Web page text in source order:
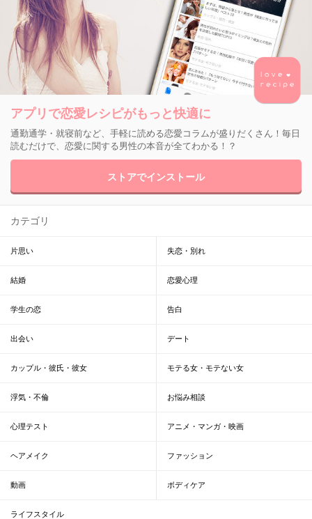
アプリで恋愛レシピがもっと快適に
通勤通学・就寝前など、手軽に読める恋愛コラムが盛りだくさん！毎日
読むだけで、恋愛に関する男性の本音が全てわかる！？
ストアでインストール
カテゴリ
片思い 失恋・別れ
結婚 恋愛心理
学生の恋 告白
出会い デート
カップル・彼氏・彼女 モテる女・モテない女
浮気・不倫 お悩み相談
心理テスト アニメ・マンガ・映画
ヘアメイク ファッション
動画 ボディケア
ライフスタイル